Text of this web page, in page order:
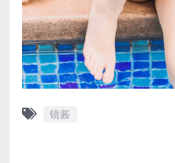
镜酱